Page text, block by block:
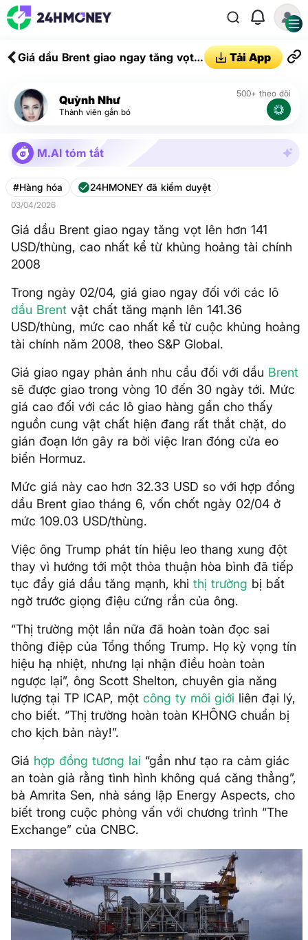
Giá dầu Brent giao ngay tăng vọt
kể từ khủng hoảng tài chính 2008
Tải App
Quỳnh Như
Thành viên gắn bó
500+ theo dõi
M.AI tóm tắt
#Hàng hóa 24HMONEY đã kiểm duyệt
03/04/2026
Giá dầu Brent giao ngay tăng vọt lên hơn 141
USD/thùng, cao nhất kể từ khủng hoảng tài chính
2008
Trong ngày 02/04, giá giao ngay đối với các lô
dầu Brent vật chất tăng mạnh lên 141.36
USD/thùng, mức cao nhất kể từ cuộc khủng hoảng
tài chính năm 2008, theo S&P Global.
Giá giao ngay phản ánh nhu cầu đối với dầu Brent
sẽ được giao trong vòng 10 đến 30 ngày tới. Mức
giá cao đối với các lô giao hàng gần cho thấy
nguồn cung vật chất hiện đang rất thắt chặt, do
gián đoạn lớn gây ra bởi việc Iran đóng cửa eo
biển Hormuz.
Mức giá này cao hơn 32.33 USD so với hợp đồng
dầu Brent giao tháng 6, vốn chốt ngày 02/04 ở
mức 109.03 USD/thùng.
Việc ông Trump phát tín hiệu leo thang xung đột
thay vì hướng tới một thỏa thuận hòa bình đã tiếp
tục đẩy giá dầu tăng mạnh, khi thị trường bị bất
ngờ trước giọng điệu cứng rắn của ông.
“Thị trường một lần nữa đã hoàn toàn đọc sai
thông điệp của Tổng thống Trump. Họ kỳ vọng tín
hiệu hạ nhiệt, nhưng lại nhận điều hoàn toàn
ngược lại”, ông Scott Shelton, chuyên gia năng
lượng tại TP ICAP, một công ty môi giới liên đại lý,
cho biết. “Thị trường hoàn toàn KHÔNG chuẩn bị
cho kịch bản này!”.
Giá hợp đồng tương lai “gần như tạo ra cảm giác
an toàn giả rằng tình hình không quá căng thẳng”,
bà Amrita Sen, nhà sáng lập Energy Aspects, cho
biết trong cuộc phỏng vấn với chương trình “The
Exchange” của CNBC.